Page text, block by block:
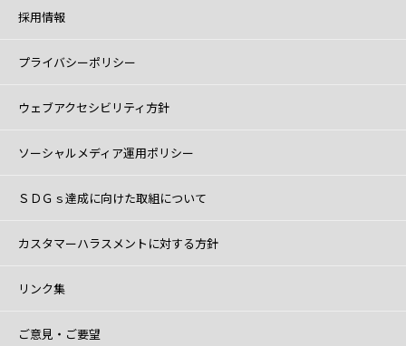
採用情報
プライバシーポリシー
ウェブアクセシビリティ方針
ソーシャルメディア運用ポリシー
ＳＤＧｓ達成に向けた取組について
カスタマーハラスメントに対する方針
リンク集
ご意見・ご要望